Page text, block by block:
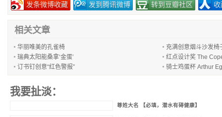
发条微博收藏 发到腾讯微博 转到豆瓣社区
相关文章
华丽唯美的孔雀椅
充满创意烟斗沙发椅
瑞典太阳能桑拿‘金蛋’
红点设计奖 The
订书钉创意“红色警报”
骑士鸡蛋杯 Arthur
我要扯淡：
尊姓大名 【必填，潜水有碍健康】